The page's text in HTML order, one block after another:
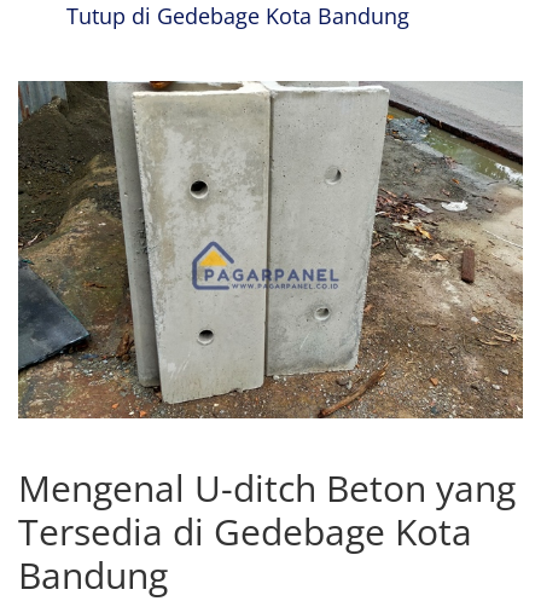
Tutup di Gedebage Kota Bandung
Mengenal U-ditch Beton yang
Tersedia di Gedebage Kota
Bandung